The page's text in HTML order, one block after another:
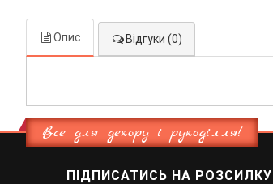
Опис Відгуки (0)
Все для декору і рукоділля!
ПІДПИСАТИСЬ НА РОЗСИЛКУ